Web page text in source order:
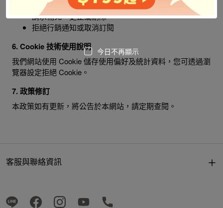
查詢或請求閱覽您的個人資料
請求補充、更正或刪除
拒絕行銷通知或取消訂閱
6. Cookie 技術使用說明
我們網站使用 Cookie 儲存使用偏好及統計資料，您可透過瀏
覽器設定拒絕 Cookie。
7. 政策修訂
本政策如有更新，將公告於本網站，請定期查閱。
客服與聯絡資訊
今日不再顯示